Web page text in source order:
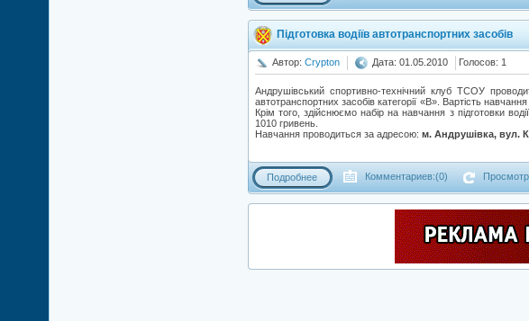
Підготовка водіїв автотранспортних засобів
Автор: Crypton Дата: 01.05.2010 Голосов: 1
Андрушівський спортивно-технічний клуб ТСОУ
автотранспортних засобів категорії «В». Вартість
Крім того, здійснюємо набір на навчання з підготовки
1010 гривень.
Навчання проводиться за адресою: м. Андрушівка, вул.
Подробнее Комментариев:(0)